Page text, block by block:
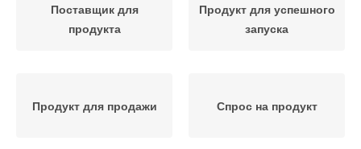
Поставщик для
продукта
Продукт для успешного
запуска
Продукт для продажи Спрос на продукт